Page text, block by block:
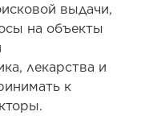
выдачи,
на объекты
лекарства и
к